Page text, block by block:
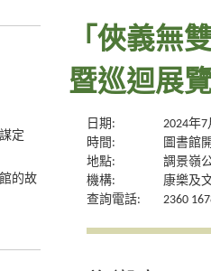
定
的故
「俠義無
暨巡迴展
日期:
2024年
時間:
圖書館
地點:
調景嶺
機構:
康樂及
查詢電話:
2360